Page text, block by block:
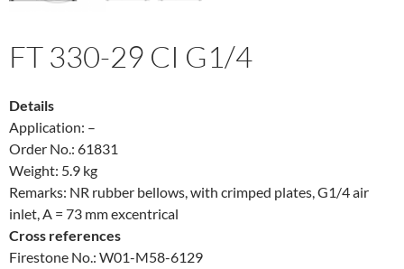
FT 330-29 CI G1/4
Details
Application: –
Order No.: 61831
Weight: 5.9 kg
Remarks: NR rubber bellows, with crimped plates, G1/4 air
inlet, A = 73 mm excentrical
Cross references
Firestone No.: W01-M58-6129